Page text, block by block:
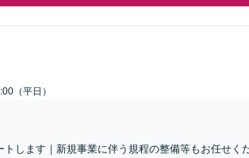
（平日）
します｜新規事業に伴う規程の整備等もお任せく